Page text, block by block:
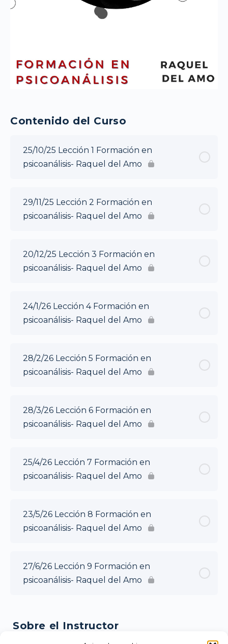
Contenido del Curso
25/10/25 Lección 1 Formación en
psicoanálisis- Raquel del Amo
29/11/25 Lección 2 Formación en
psicoanálisis- Raquel del Amo
20/12/25 Lección 3 Formación en
psicoanálisis- Raquel del Amo
24/1/26 Lección 4 Formación en
psicoanálisis- Raquel del Amo
28/2/26 Lección 5 Formación en
psicoanálisis- Raquel del Amo
28/3/26 Lección 6 Formación en
psicoanálisis- Raquel del Amo
25/4/26 Lección 7 Formación en
psicoanálisis- Raquel del Amo
23/5/26 Lección 8 Formación en
psicoanálisis- Raquel del Amo
27/6/26 Lección 9 Formación en
psicoanálisis- Raquel del Amo
Sobre el Instructor